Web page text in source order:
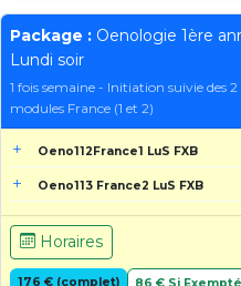
Package : Oenologie 1ère
Lundi soir
1 fois semaine - Initiation suivie des 2
modules France (1 et 2)
Oeno112France1 LuS FXB
Oeno113 France2 LuS FXB
Horaires
176 € (complet) 86 € Si Exempté